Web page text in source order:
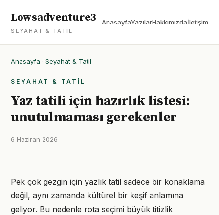
Lowsadventure3
SEYAHAT & TATIL
AnasayfaYazılarHakkımızdaİletişim
Anasayfa · Seyahat & Tatil
SEYAHAT & TATIL
Yaz tatili için hazırlık listesi:
unutulmaması gerekenler
6 Haziran 2026
Pek çok gezgin için yazlık tatil sadece bir konaklama
değil, aynı zamanda kültürel bir keşif anlamına
geliyor. Bu nedenle rota seçimi büyük titizlik